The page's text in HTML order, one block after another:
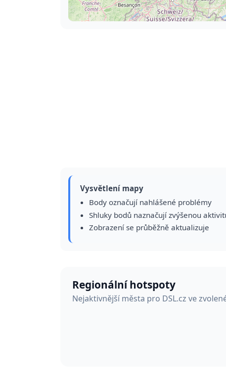
Vysvětlení mapy
Body označují nahlášené problémy
Shluky bodů naznačují zvýšenou
Zobrazení se průběžně aktualizuje
Regionální hotspoty
Nejaktivnější města pro DSL.cz ve